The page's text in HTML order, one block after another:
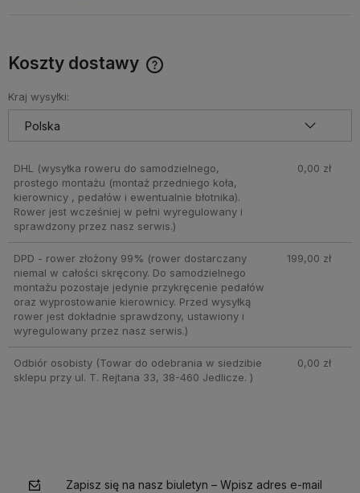
Koszty dostawy
Kraj wysyłki:
DHL (wysyłka roweru do samodzielnego,
prostego montażu (montaż przedniego koła,
kierownicy , pedałów i ewentualnie błotnika).
Rower jest wcześniej w pełni wyregulowany i
sprawdzony przez nasz serwis.)
0,00 zł
DPD - rower złożony 99% (rower dostarczany
niemal w całości skręcony. Do samodzielnego
montażu pozostaje jedynie przykręcenie pedałów
oraz wyprostowanie kierownicy. Przed wysyłką
rower jest dokładnie sprawdzony, ustawiony i
wyregulowany przez nasz serwis.)
199,00 zł
Odbiór osobisty(Towar do odebrania w siedzibie
sklepu przy ul. T. Rejtana 33, 38-460 Jedlicze. )
0,00 zł
Zapisz się na nasz biuletyn – Wpisz adres e-mail